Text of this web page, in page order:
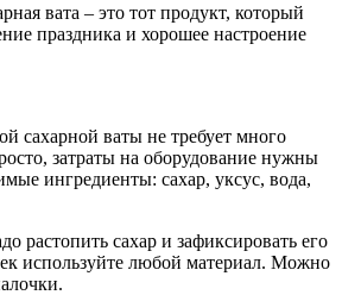
вата – это тот продукт, который
праздника и хорошее настроение
сахарной ваты не требует много
затраты на оборудование нужны
ингредиенты: сахар, уксус, вода,
растопить сахар и зафиксировать его
используйте любой материал. Можно